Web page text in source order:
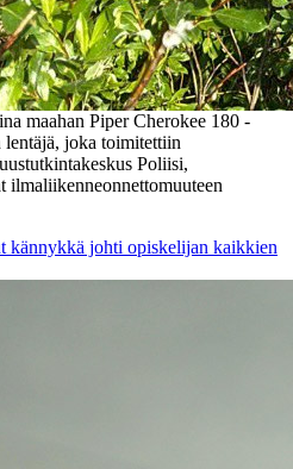
maahan Piper Cherokee 180 -
joka toimitettiin
Poliisi,
ilmaliikenneonnettomuuteen
kännykkä johti opiskelijan kaikkien